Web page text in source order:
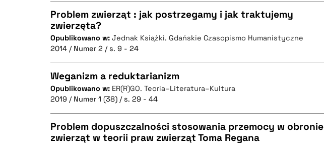
BIBTEX
CZYSTY TEKST
BIBTEX
Problem zwierząt : jak postrzegamy i jak traktujemy
zwierzęta?
Opublikowano w: Jednak Książki. Gdańskie Czasopismo Humanistyczne
2014 / Numer 2 / s. 9 - 24
CZYSTY TEKST
Weganizm a reduktarianizm
Opublikowano w: ER(R)GO. Teoria–Literatura–Kultura
2019 / Numer 1 (38) / s. 29 - 44
Problem dopuszczalności stosowania przemocy w obronie
zwierząt w teorii praw zwierząt Toma Regana